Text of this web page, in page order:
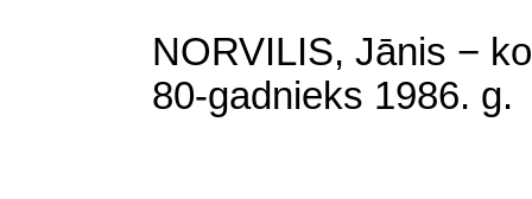
NORVILIS, Jānis −
80-gadnieks 1986. g.